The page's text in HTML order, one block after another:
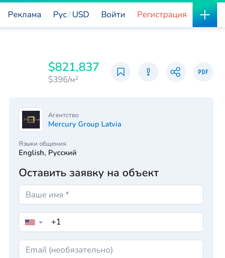
Реклама Рус USD Войти Регистрация
$821,837
$396/м²
Агентство
Mercury Group Latvia
Языки общения
English, Русский
Оставить заявку на объект
▼